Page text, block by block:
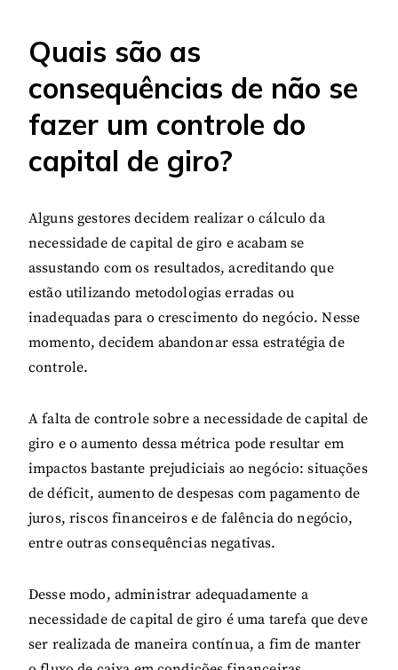
Quais são as
consequências de não se
fazer um controle do
capital de giro?
Alguns gestores decidem realizar o cálculo da
necessidade de capital de giro e acabam se
assustando com os resultados, acreditando que
estão utilizando metodologias erradas ou
inadequadas para o crescimento do negócio. Nesse
momento, decidem abandonar essa estratégia de
controle.
A falta de controle sobre a necessidade de capital de
giro e o aumento dessa métrica pode resultar em
impactos bastante prejudiciais ao negócio: situações
de déficit, aumento de despesas com pagamento de
juros, riscos financeiros e de falência do negócio,
entre outras consequências negativas.
Desse modo, administrar adequadamente a
necessidade de capital de giro é uma tarefa que deve
ser realizada de maneira contínua, a fim de manter